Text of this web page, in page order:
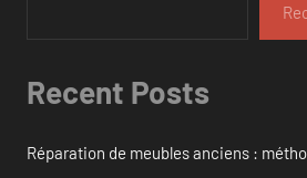
Recent Posts
Réparation de meubles anciens :